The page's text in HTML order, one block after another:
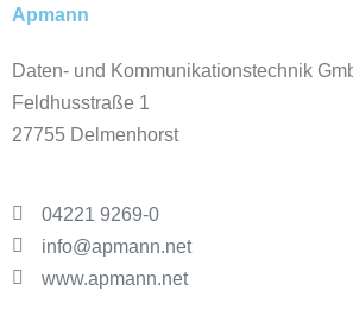
Apmann
Daten- und Kommunikationstechnik
Feldhusstraße 1
27755 Delmenhorst
04221 9269-0
info@apmann.net
www.apmann.net